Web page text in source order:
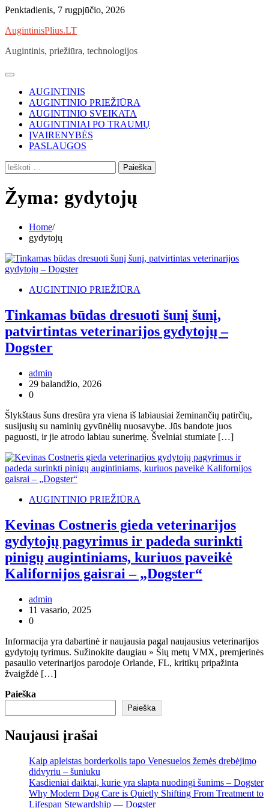
Skip
content
Penktadienis, 7 rugpjūčio, 2026
AugintinisPlius.LT
Augintinis, priežiūra, technologijos
AUGINTINIS
AUGINTINIO PRIEŽIŪRA
AUGINTINIO SVEIKATA
AUGINTINIAI PO TRAUMŲ
ĮVAIRENYBĖS
PASLAUGOS
Ieškoti:
Žyma: gydytojų
Home
gydytojų
AUGINTINIO PRIEŽIŪRA
Tinkamas būdas dresuoti šunį šunį,
patvirtintas veterinarijos gydytojų –
Dogster
admin
29 balandžio, 2026
0
Šlykštaus šuns dresūra yra viena iš labiausiai žeminančių patirčių,
susijusių su naminių gyvūnėlių nuosavybe. Jūs bandote juos
paguosti, ir jie atrodo labiau sunerimę. Švelniai stumiate […]
AUGINTINIO PRIEŽIŪRA
Kevinas Costneris gieda veterinarijos
gydytojų pagyrimus ir padeda surinkti
pinigų augintiniams, kuriuos paveikė
Kalifornijos gaisrai – „Dogster“
admin
11 vasario, 2025
0
Informacija yra dabartinė ir naujausia pagal naujausius veterinarijos
gydytojų tyrimus. Sužinokite daugiau » Šių metų VMX, premjerinės
pasaulio veterinarijos parodoje Orlande, FL, kritikų pripažinta
žvaigždė […]
Paieška
Paieška
Naujausi įrašai
Kaip apleistas borderkolis tapo Venesuelos žemės drebėjimo
didvyriu – šuniuku
Kasdieniai daiktai, kurie yra slapta nuodingi šunims – Dogster
Why Modern Dog Care is Quietly Shifting From Treatment to
Lifespan Stewardship — Dogster